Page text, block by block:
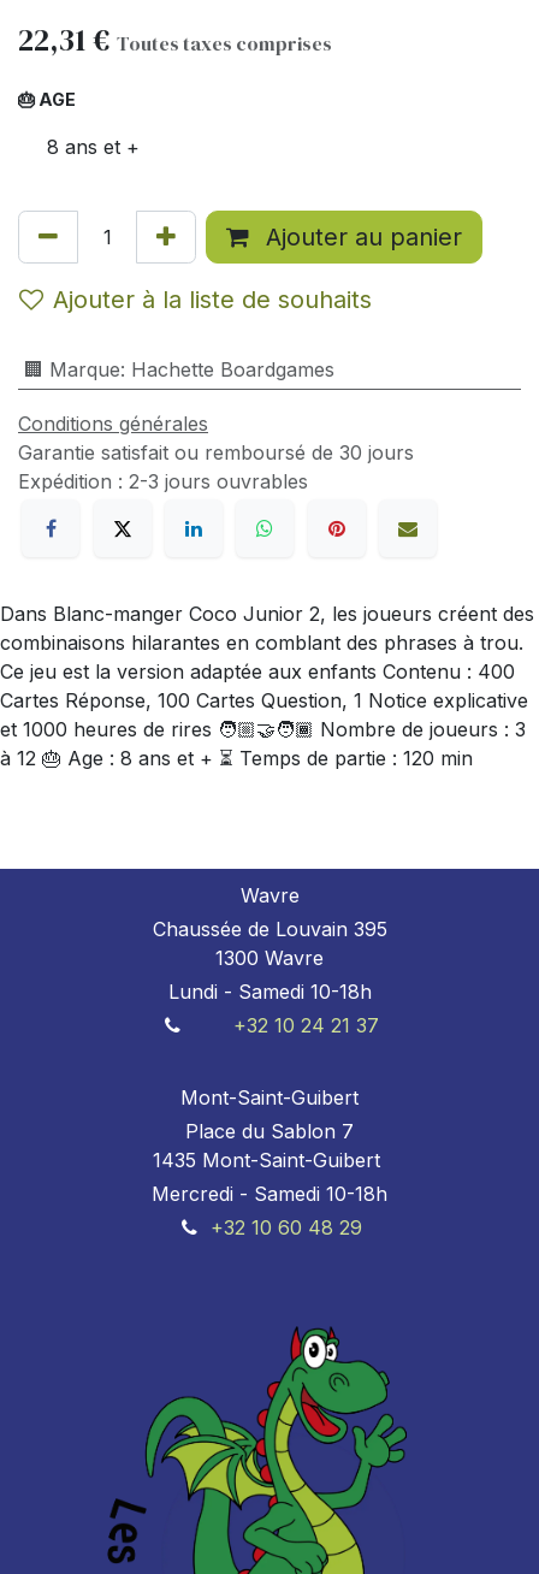
22,31€ Toutes taxes comprises
🎂 AGE
8 ans et +
Ajouter au panier
Ajouter à la liste de souhaits
🏢 Marque: Hachette Boardgames
Conditions générales
Garantie satisfait ou remboursé de 30 jours
Expédition : 2-3 jours ouvrables
Dans Blanc-manger Coco Junior 2, les joueurs créent des
combinaisons hilarantes en comblant des phrases à trou.
Ce jeu est la version adaptée aux enfants Contenu : 400
Cartes Réponse, 100 Cartes Question, 1 Notice explicative
et 1000 heures de rires 🧑🏼‍🤝‍🧑🏾 Nombre de joueurs : 3
à 12 🎂 Age : 8 ans et + ⏳ Temps de partie : 120 min
Wavre
Chaussée de Louvain 395
1300 Wavre
Lundi - Samedi 10-18h
+32 10 24 21 37
Mont-Saint-Guibert
Place du Sablon 7
1435 Mont-Saint-Guibert
Mercredi - Samedi 10-18h
+32 10 60 48 29